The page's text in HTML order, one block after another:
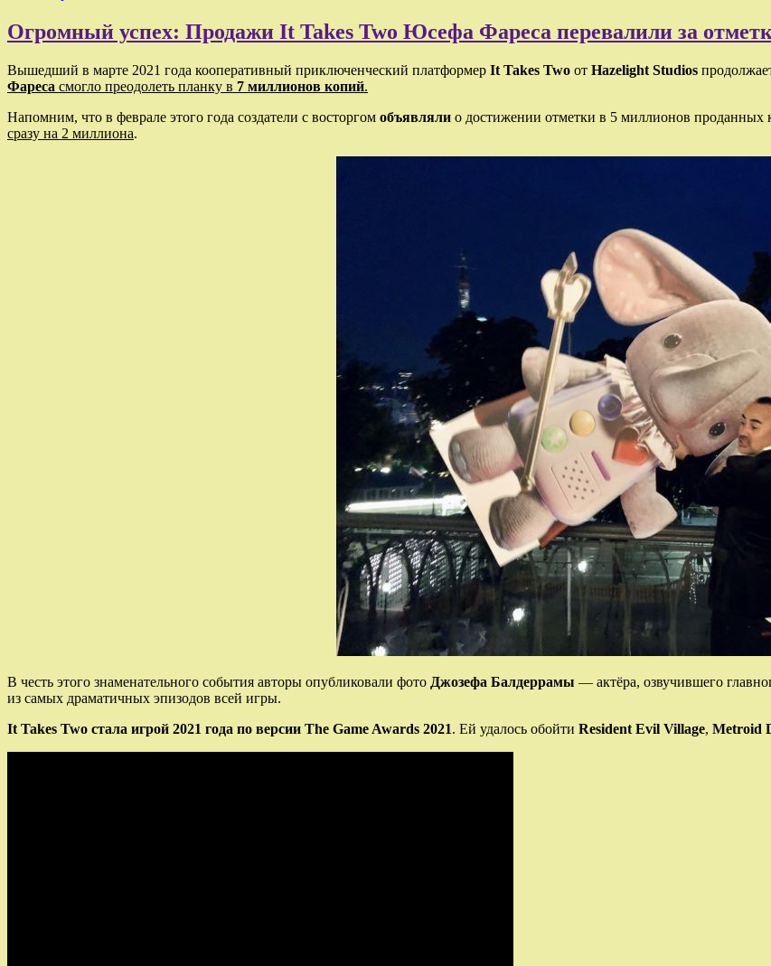
Огромный успех: Продажи It Takes Two Юсефа Фареса перевалили за
Вышедший в марте 2021 года кооперативный приключенческий платформер It Takes Two от Hazelight Studios
Фареса смогло преодолеть планку в 7 миллионов копий.
Напомним, что в феврале этого года создатели с восторгом объявляли о достижении отметки в 5 миллионов проданных
сразу на 2 миллиона.
В честь этого знаменательного события авторы опубликовали фото Джозефа Балдеррамы — актёра, озвучившего
из самых драматичных эпизодов всей игры.
It Takes Two стала игрой 2021 года по версии The Game Awards 2021. Ей удалось обойти Resident Evil Village, Metroid